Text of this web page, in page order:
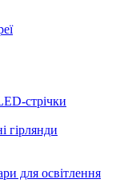
стрічки
гірлянди
для освітлення